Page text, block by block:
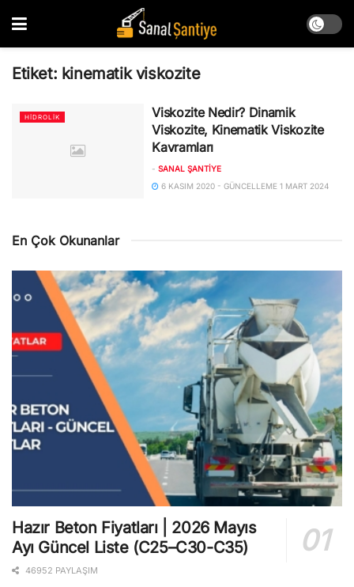
Etiket: kinematik viskozite
HIDROLIK
Viskozite Nedir? Dinamik
Viskozite, Kinematik Viskozite
Kavramları
- SANAL ŞANTIYE
6 KASIM 2020 - GÜNCELLEME 1 MART 2024
En Çok Okunanlar
Hazır Beton Fiyatları | 2026 Mayıs
Ayı Güncel Liste (C25–C30-C35)
46952 PAYLAŞIM